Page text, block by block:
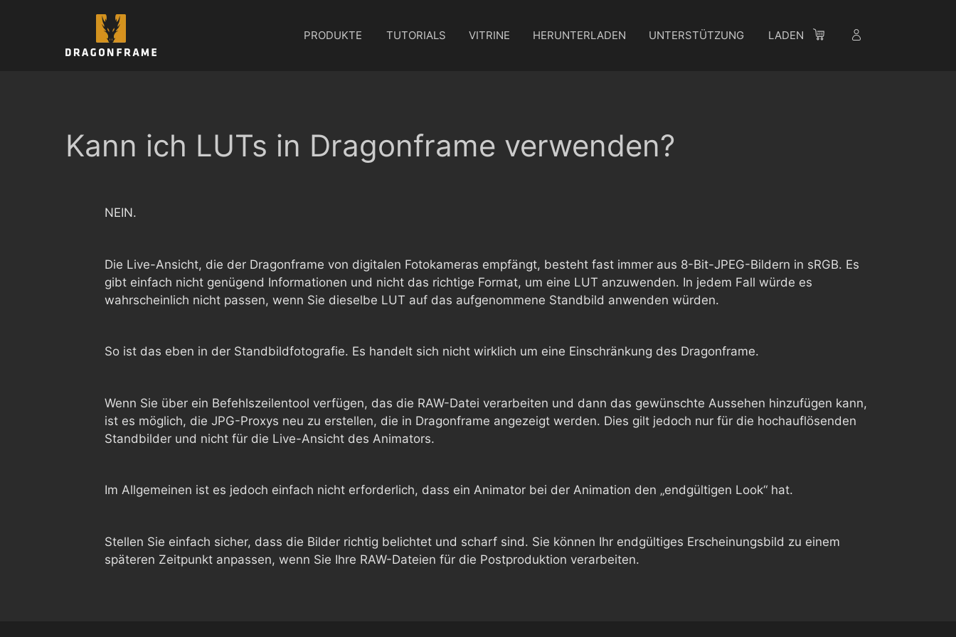
PRODUKTE TUTORIALS VITRINE HERUNTERLADEN UNTERSTÜTZUNG LADEN
Kann ich LUTs in Dragonframe verwenden?
NEIN.
Die Live-Ansicht, die der Dragonframe von digitalen Fotokameras empfängt, besteht fast immer aus 8-Bit-JPEG-Bildern in sRGB. Es
gibt einfach nicht genügend Informationen und nicht das richtige Format, um eine LUT anzuwenden. In jedem Fall würde es
wahrscheinlich nicht passen, wenn Sie dieselbe LUT auf das aufgenommene Standbild anwenden würden.
So ist das eben in der Standbildfotografie. Es handelt sich nicht wirklich um eine Einschränkung des Dragonframe.
Wenn Sie über ein Befehlszeilentool verfügen, das die RAW-Datei verarbeiten und dann das gewünschte Aussehen hinzufügen kann,
ist es möglich, die JPG-Proxys neu zu erstellen, die in Dragonframe angezeigt werden. Dies gilt jedoch nur für die hochauflösenden
Standbilder und nicht für die Live-Ansicht des Animators.
Im Allgemeinen ist es jedoch einfach nicht erforderlich, dass ein Animator bei der Animation den „endgültigen Look“ hat.
Stellen Sie einfach sicher, dass die Bilder richtig belichtet und scharf sind. Sie können Ihr endgültiges Erscheinungsbild zu einem
späteren Zeitpunkt anpassen, wenn Sie Ihre RAW-Dateien für die Postproduktion verarbeiten.